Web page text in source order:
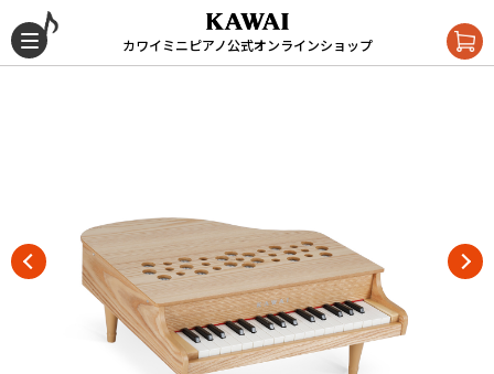
カワイミニピアノ公式オンラインショップ